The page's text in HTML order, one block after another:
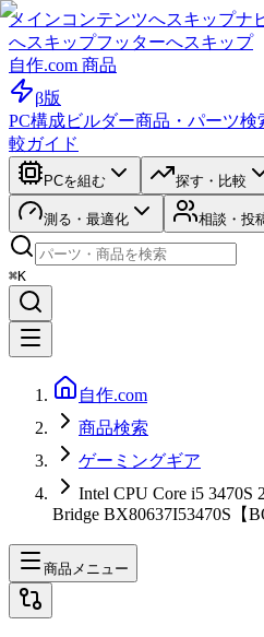
メインコンテンツへスキップナ
へスキップフッターへスキップ
自作.com 商品
β版
PC構成ビルダー商品・パーツ検
較ガイド
PCを組む 探す・比較
測る・最適化 相談・投
⌘K
自作.com
商品検索
ゲーミングギア
Intel CPU Core i5
Bridge BX80637I53470S【
商品メニュー